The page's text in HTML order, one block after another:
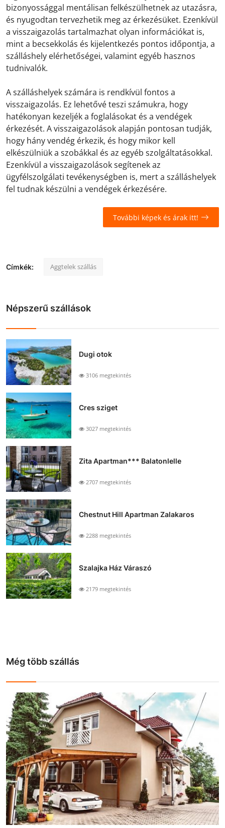
bizonyossággal mentálisan felkészülhetnek az utazásra,
és nyugodtan tervezhetik meg az érkezésüket. Ezenkívül
a visszaigazolás tartalmazhat olyan információkat is,
mint a becsekkolás és kijelentkezés pontos időpontja, a
szálláshely elérhetőségei, valamint egyéb hasznos
tudnivalók.
A szálláshelyek számára is rendkívül fontos a
visszaigazolás. Ez lehetővé teszi számukra, hogy
hatékonyan kezeljék a foglalásokat és a vendégek
érkezését. A visszaigazolások alapján pontosan tudják,
hogy hány vendég érkezik, és hogy mikor kell
elkészülniük a szobákkal és az egyéb szolgáltatásokkal.
Ezenkívül a visszaigazolások segítenek az
ügyfélszolgálati tevékenységben is, mert a szálláshelyek
fel tudnak készülni a vendégek érkezésére.
További képek és árak itt!
Címkék: Aggtelek szállás
Népszerű szállások
Dugi otok
3106 megtekintés
Cres sziget
3027 megtekintés
Zita Apartman*** Balatonlelle
2707 megtekintés
Chestnut Hill Apartman Zalakaros
2288 megtekintés
Szalajka Ház Váraszó
2179 megtekintés
Még több szállás